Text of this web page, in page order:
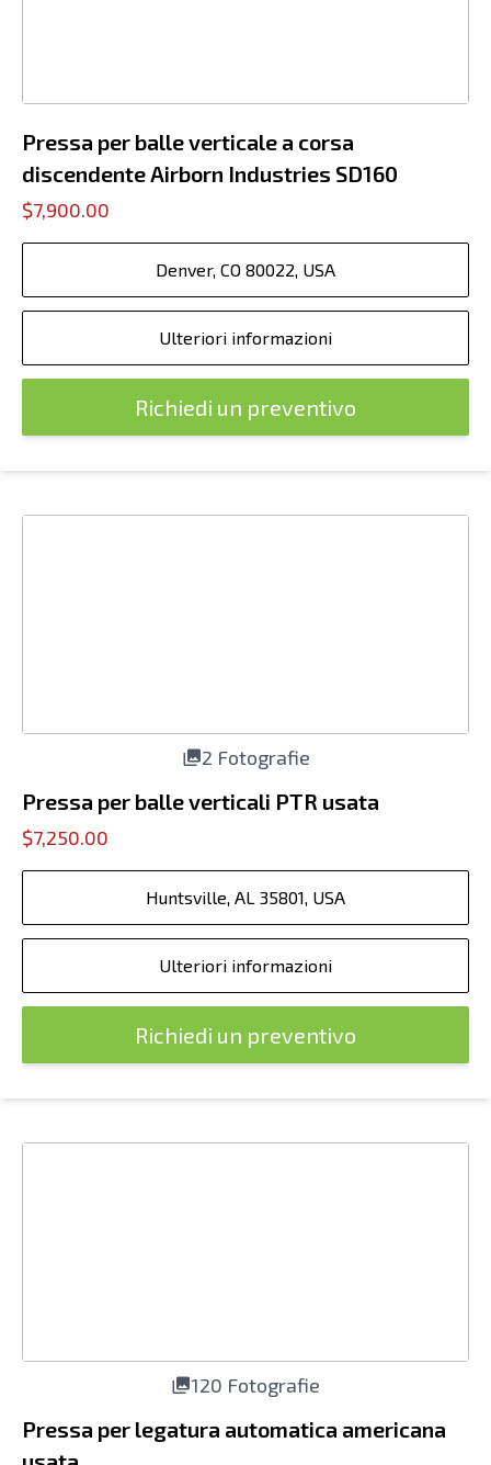
Pressa per balle verticale a corsa
discendente Airborn Industries SD160
$7,900.00
Denver, CO 80022, USA
Ulteriori informazioni
Richiedi un preventivo
2 Fotografie
Pressa per balle verticali PTR usata
$7,250.00
Huntsville, AL 35801, USA
Ulteriori informazioni
Richiedi un preventivo
120 Fotografie
Pressa per legatura automatica americana